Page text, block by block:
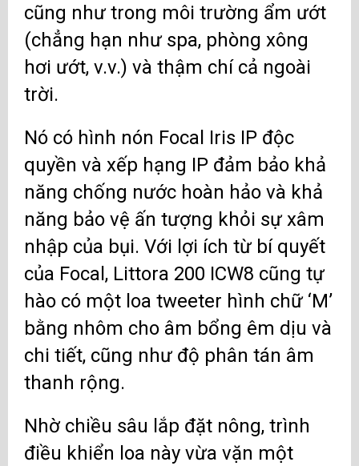
cũng như trong môi trường ẩm ướt
(chẳng hạn như spa, phòng xông
hơi ướt, v.v.) và thậm chí cả ngoài
trời.
Nó có hình nón Focal Iris IP độc
quyền và xếp hạng IP đảm bảo khả
năng chống nước hoàn hảo và khả
năng bảo vệ ấn tượng khỏi sự xâm
nhập của bụi. Với lợi ích từ bí quyết
của Focal, Littora 200 ICW8 cũng tự
hào có một loa tweeter hình chữ ‘M’
bằng nhôm cho âm bổng êm dịu và
chi tiết, cũng như độ phân tán âm
thanh rộng.
Nhờ chiều sâu lắp đặt nông, trình
điều khiển loa này vừa vặn một